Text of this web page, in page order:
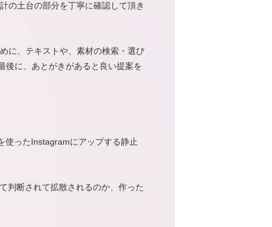
の土台の部分を丁寧に確認して頂き
に、テキストや、素材の検索・選び
後に、あとがきがあると良い提案を
使ったInstagramにアップする静止
判断されて拡散されるのか、作った